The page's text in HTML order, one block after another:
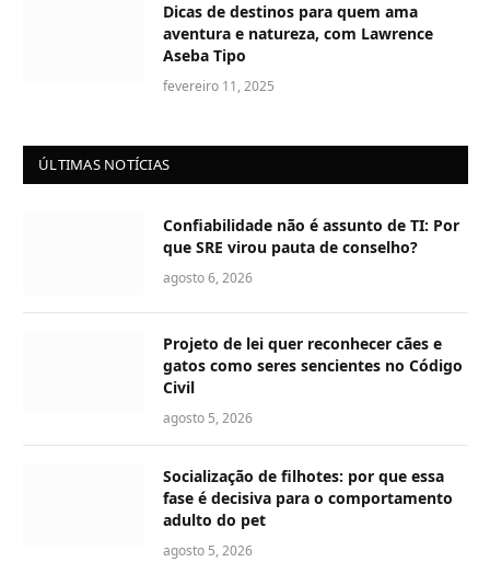
Dicas de destinos para quem ama
aventura e natureza, com Lawrence
Aseba Tipo
fevereiro 11, 2025
ÚLTIMAS NOTÍCIAS
Confiabilidade não é assunto de TI: Por
que SRE virou pauta de conselho?
agosto 6, 2026
Projeto de lei quer reconhecer cães e
gatos como seres sencientes no Código
Civil
agosto 5, 2026
Socialização de filhotes: por que essa
fase é decisiva para o comportamento
adulto do pet
agosto 5, 2026